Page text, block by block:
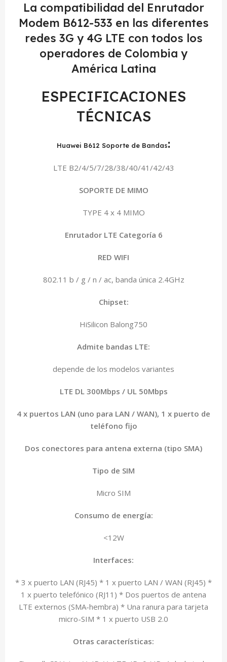
La compatibilidad del Enrutador
Modem B612-533 en las diferentes
redes 3G y 4G LTE con todos los
operadores de Colombia y
América Latina
ESPECIFICACIONES
TÉCNICAS
Huawei B612 Soporte de Bandas:
LTE B2/4/5/7/28/38/40/41/42/43
SOPORTE DE MIMO
TYPE 4 x 4 MIMO
Enrutador LTE Categoría 6
RED WIFI
802.11 b / g / n / ac, banda única 2.4GHz
Chipset:
HiSilicon Balong750
Admite bandas LTE:
depende de los modelos variantes
LTE DL 300Mbps / UL 50Mbps
4 x puertos LAN (uno para LAN / WAN), 1 x puerto de
teléfono fijo
Dos conectores para antena externa (tipo SMA)
Tipo de SIM
Micro SIM
Consumo de energía:
<12W
Interfaces:
* 3 x puerto LAN (RJ45) * 1 x puerto LAN / WAN (RJ45) *
1 x puerto telefónico (RJ11) * Dos puertos de antena
LTE externos (SMA-hembra) * Una ranura para tarjeta
micro-SIM * 1 x puerto USB 2.0
Otras características: